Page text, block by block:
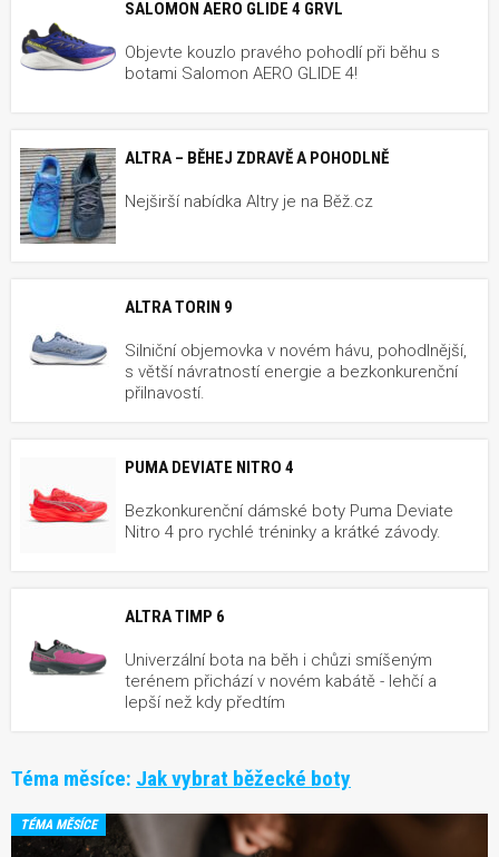
SALOMON AERO GLIDE 4 GRVL
Objevte kouzlo pravého pohodlí při běhu s
botami Salomon AERO GLIDE 4!
ALTRA – BĚHEJ ZDRAVĚ A POHODLNĚ
Nejširší nabídka Altry je na Běž.cz
ALTRA TORIN 9
Silniční objemovka v novém hávu, pohodlnější,
s větší návratností energie a bezkonkurenční
přilnavostí.
PUMA DEVIATE NITRO 4
Bezkonkurenční dámské boty Puma Deviate
Nitro 4 pro rychlé tréninky a krátké závody.
ALTRA TIMP 6
Univerzální bota na běh i chůzi smíšeným
terénem přichází v novém kabátě - lehčí a
lepší než kdy předtím
Téma měsíce: Jak vybrat běžecké boty
TÉMA MĚSÍCE